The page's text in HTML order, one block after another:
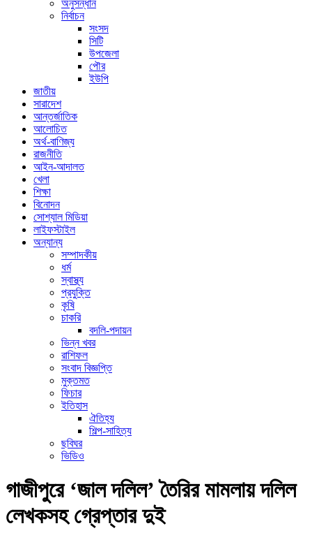
অনুসন্ধান
নির্বাচন
সংসদ
সিটি
উপজেলা
পৌর
ইউপি
জাতীয়
সারাদেশ
আন্তর্জাতিক
আলোচিত
অর্থ-বাণিজ্য
রাজনীতি
আইন-আদালত
খেলা
শিক্ষা
বিনোদন
সোশ্যাল মিডিয়া
লাইফস্টাইল
অন্যান্য
সম্পাদকীয়
ধর্ম
স্বাস্থ্য
প্রযুক্তি
কৃষি
চাকরি
বদলি-পদায়ন
ভিন্ন খবর
রাশিফল
সংবাদ বিজ্ঞপ্তি
মুক্তমত
ফিচার
ইতিহাস
ঐতিহ্য
শিল্প-সাহিত্য
ছবিঘর
ভিডিও
গাজীপুরে ‘জাল দলিল’ তৈরির মামলায় দলিল
লেখকসহ গ্রেপ্তার দুই